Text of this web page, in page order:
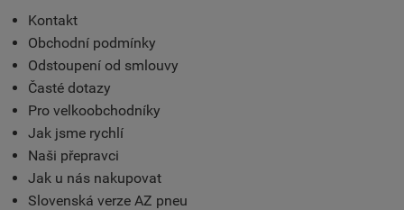
Kontakt
Obchodní podmínky
Odstoupení od smlouvy
Časté dotazy
Pro velkoobchodníky
Jak jsme rychlí
Naši přepravci
Jak u nás nakupovat
Slovenská verze AZ pneu